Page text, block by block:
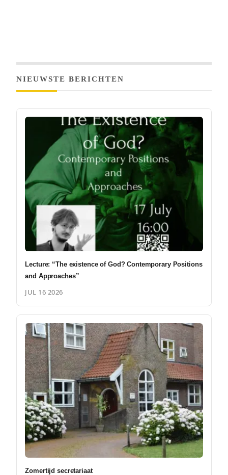
NIEUWSTE BERICHTEN
Lecture: “The existence of God? Contemporary Positions
and Approaches”
JUL 16 2026
Zomertijd secretariaat